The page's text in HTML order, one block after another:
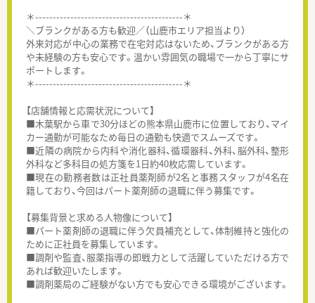
＊------------------------------------------＊
＼ブランクがある方も歓迎／（山鹿市エリア担当より）
外来対応が中心の業務で在宅対応はないため、ブランクがある方
や未経験の方も安心です。温かい雰囲気の職場で一から丁寧にサ
ポートします。
＊------------------------------------------＊
【店舗情報と応需状況について】
■木葉駅から車で30分ほどの熊本県山鹿市に位置しており、マイ
カー通勤が可能なため毎日の通勤も快適でスムーズです。
■近隣の病院から内科や消化器科、循環器科、外科、脳外科、整形
外科など多科目の処方箋を1日約40枚応需しています。
■現在の勤務者数は正社員薬剤師が2名と事務スタッフが4名在
籍しており、今回はパート薬剤師の退職に伴う募集です。
【募集背景と求める人物像について】
■パート薬剤師の退職に伴う欠員補充として、体制維持と強化の
ために正社員を募集しています。
■調剤や監査、服薬指導の即戦力として活躍していただける方で
あれば歓迎いたします。
■調剤薬局のご経験がない方でも安心できる環境がございます。